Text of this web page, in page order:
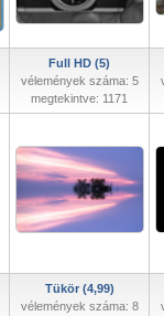
Full HD (5)
vélemények száma: 5
megtekintve: 1171
Tükör (4,99)
vélemények száma: 8